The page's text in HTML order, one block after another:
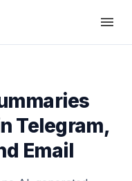
Telegram,
Email